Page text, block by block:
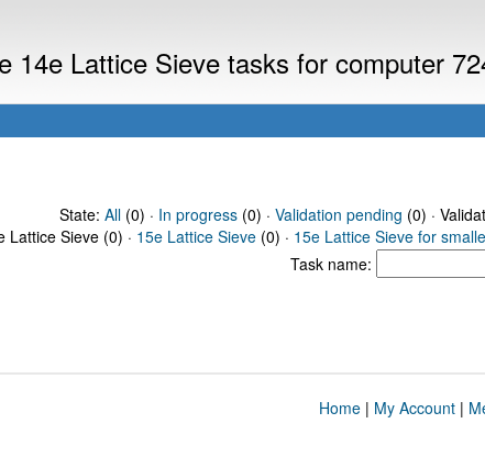
14e Lattice Sieve tasks for computer
State: All(0) · In progress(0) · Validation pending (0) ·
Lattice Sieve (0) · 15e Lattice Sieve (0) · 15e Lattice Sieve for
Task name:
Home| My Account|